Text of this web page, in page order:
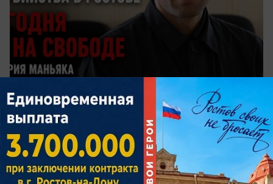
вчера в 19:00
Общество
Пенсию за три часа: более половины
дончан получили выплаты по старости